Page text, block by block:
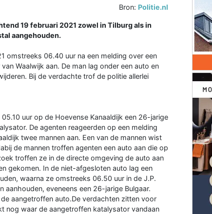
Bron: Politie.nl
19 februari 2021 zowel in Tilburg als in
aangehouden.
omstreeks 06.40 uur na een melding over een
Waalwijk aan. De man lag onder een auto en
Bij de verdachte trof de politie allerlei
uur op de Hoevense Kanaaldijk een 26-jarige
De agenten reageerden op een melding
twee mannen aan. Een van de mannen wist
de mannen troffen agenten een auto aan die op
troffen ze in de directe omgeving de auto aan
gekomen. In de niet-afgesloten auto lag een
waarna ze omstreeks 06.50 uur in de J.P.
eveneens een 26-jarige Bulgaar.
aangetroffen auto.De verdachten zitten voor
nog waar de aangetroffen katalysator vandaan